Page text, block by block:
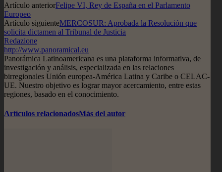
Artículo anteriorFelipe VI, Rey de España en el Parlamento
Europeo
Artículo siguienteMERCOSUR: Aprobada la Resolución que
solicita dictamen al Tribunal de Justicia
Redazione
http://www.panoramical.eu
Panorámica Latinoamericana es una plataforma informativa, de
investigación y análisis, especializada en las relaciones
birregionales Unión europea-América Latina y Caribe o CELAC-
UE. Nuestro objetivo es lograr mayor acercamiento, entre estas
regiones, basado en el conocimiento.
Artículos relacionadosMás del autor